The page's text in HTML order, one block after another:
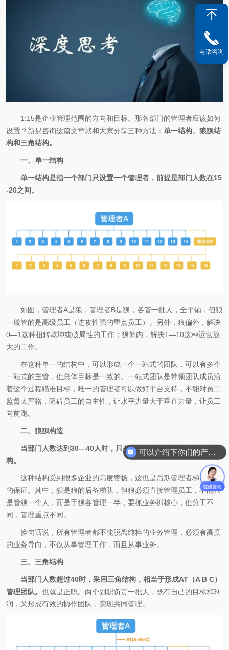
1:15是企业管理范围的方向和目标。那各部门的管理者应该如何
设置？新易咨询这篇文章就和大家分享三种方法： 单一结构、狼狈结
构和三角结构。
一、单一结构
单一结构是指一个部门只设置一个管理者，前提是部门人数在15
-20之间。
如图，管理者A是狼，管理者B是狈，各管一批人，全平铺，但狼
一般管的是高级员工（进攻性强的重点员工）。另外，狼偏外，解决
0—1这种扭转乾坤或破局性的工作；狈偏内，解决1—10这种运营放
大的工作。
在这种单一的结构中，可以形成一个一站式的团队，可以有多个
一站式的主管，但总体目标是一致的。一站式团队是带领团队成员沿
着这个过程瞄准目标，唯一的管理者可以做好平台支持，不能对员工
监督太严格，阻碍员工的自主性，让水平力量大于垂直力量，让员工
向前跑。
二、狼狈构造
当部门人数达到30—40人时，只有2名管理者，应采用狼狈结
构。
这种结构受到很多企业的高度赞扬，这也是后期管理者梯队建设
的保证。其中，狈是狼的后备梯队，但狼必须直接管理员工，不能只
是管狈一个人，而是于狈各管理一半，要抓业务抓核心，但分工不
同，管理重点不同。
换句话说，所有管理者都不能脱离纯粹的业务管理，必须有高度
的业务导向，不仅从事管理工作，而且从事业务。
三、三角结构
当部门人数超过40时，采用三角结构，相当于形成AT（A B C）
管理团队。 也就是正职。两个副职负责一批人，既有自己的目标和利
润，又形成有效的协作团队，实现共同管理。
电话咨询
可以介绍下你们的产品么